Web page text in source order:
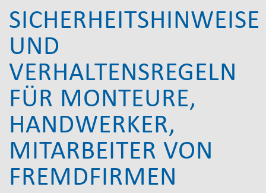
SICHERHEITSHINWEISE
UND
VERHALTENSREGELN
FÜR MONTEURE,
HANDWERKER,
MITARBEITER VON
FREMDFIRMEN